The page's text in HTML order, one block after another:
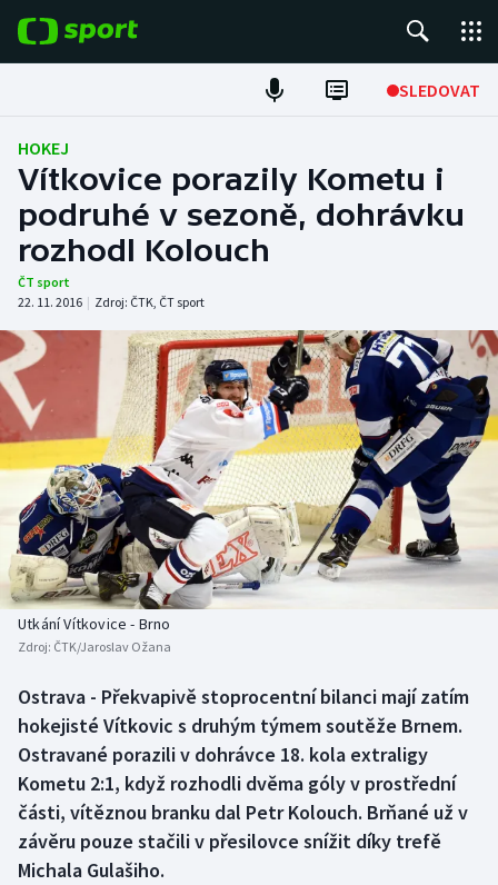
SLEDOVAT
Fotbal
Hokej
Tenis
Atletika
Cyklistika
DALŠÍ SPORTY
Americký fotbal
Baseball a softbal
Basketbal
Biatlon
Box
Curling
Dostihy
NEPŘEHLÉDNĚTE
Soutěže
Historické návraty
Aplikace ČT sport
HOKEJ
Vítkovice porazily Kometu i
podruhé v sezoně, dohrávku
rozhodl Kolouch
ČT sport
22. 11. 2016 | Zdroj: ČTK, ČT sport
Utkání Vítkovice - Brno
Zdroj: ČTK/Jaroslav Ožana
Ostrava - Překvapivě stoprocentní bilanci mají zatím
hokejisté Vítkovic s druhým týmem soutěže Brnem.
Ostravané porazili v dohrávce 18. kola extraligy
Kometu 2:1, když rozhodli dvěma góly v prostřední
části, vítěznou branku dal Petr Kolouch. Brňané už v
závěru pouze stačili v přesilovce snížit díky trefě
Michala Gulašiho.